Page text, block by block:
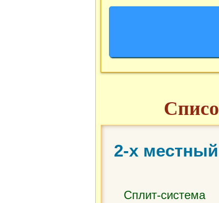
2-х
Сплит-система